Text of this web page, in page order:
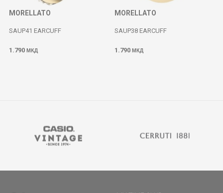
MORELLATO
SAUP41 EARCUFF
1.790 МКД
MORELLATO
SAUP38 EARCUFF
1.790 МКД